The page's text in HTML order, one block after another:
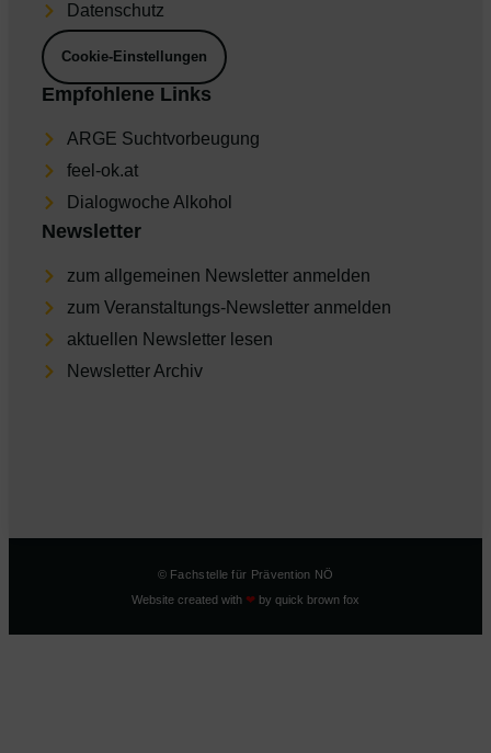
Daten­schutz
Cookie-Einstellungen
Empfohlene Links
ARGE Suchtvorbeugung
feel-ok.at
Dia­log­wo­che Alkohol
Newsletter
zum allgemeinen Newsletter anmelden
zum Veranstaltungs-Newsletter anmelden
aktu­el­len Newsletter lesen
Newsletter Archiv
© Fachstelle für Prävention NÖ
Website created with ❤ by quick brown fox